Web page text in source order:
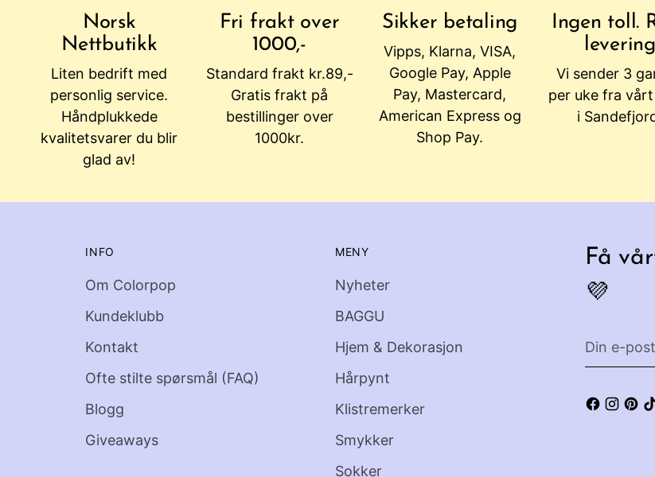
Norsk
Nettbutikk
Liten bedrift med
personlig service.
Håndplukkede
kvalitetsvarer du blir
glad av!
Fri frakt over
1000,-
Standard frakt kr.89,-
Gratis frakt på
bestillinger over
1000kr.
Sikker betaling
Vipps, Klarna, VISA,
Google Pay, Apple
Pay, Mastercard,
American Express og
Shop Pay.
Ingen toll.
levering
Vi sender 3
per uke fra
i
INFO
Om Colorpop
Kundeklubb
Kontakt
Ofte stilte spørsmål (FAQ)
Blogg
Giveaways
MENY
Nyheter
BAGGU
Hjem & Dekorasjon
Hårpynt
Klistremerker
Smykker
Sokker
Få
💜
Din